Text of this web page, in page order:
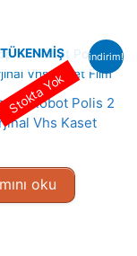
indirim!
TÜKENMIŞ
2 – Robot Polis 2
Vhs Kaset
oku
Stokta Yok